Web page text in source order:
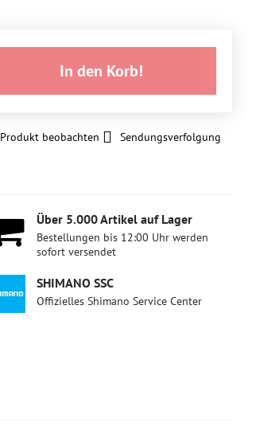
In den Korb!
Produkt beobachten Sendungsverfolgung
Über 5​.000 Artikel auf Lager
Bestellungen bis 12:00 Uhr werden
sofort versendet
SHIMANO SSC
Offizielles Shimano Service Center